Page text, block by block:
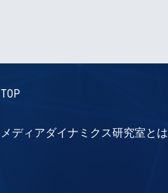
TOP
メディアダイナミクス研究室とは